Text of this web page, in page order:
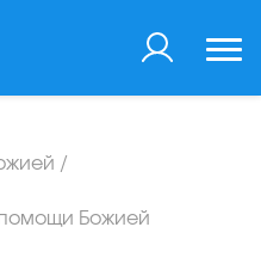
/
Божией